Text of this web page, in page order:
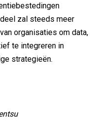
zal steeds meer
organisaties om data,
te integreren in
strategieën.